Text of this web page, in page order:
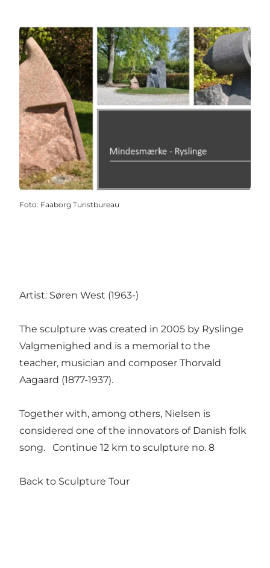
Foto: Faaborg Turistbureau
Artist: Søren West (1963-)
The sculpture was created in 2005 by Ryslinge
Valgmenighed and is a memorial to the
teacher, musician and composer Thorvald
Aagaard (1877-1937).
Together with, among others, Nielsen is
considered one of the innovators of Danish folk
song. Continue 12 km to sculpture no. 8
Back to Sculpture Tour